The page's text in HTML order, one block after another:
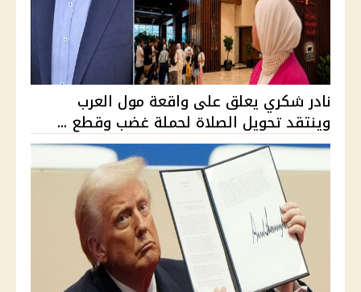
نادر شكري يعلق على واقعة مول العرب
وينتقد تحويل الصلاة لحملة غضب وقطع ...